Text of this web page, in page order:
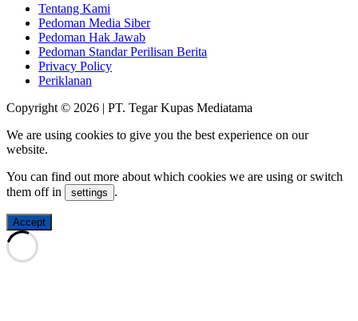
Tentang Kami
Pedoman Media Siber
Pedoman Hak Jawab
Pedoman Standar Perilisan Berita
Privacy Policy
Periklanan
Copyright © 2026 | PT. Tegar Kupas Mediatama
We are using cookies to give you the best experience on our
website.
You can find out more about which cookies we are using or switch
them off in
settings .
Accept